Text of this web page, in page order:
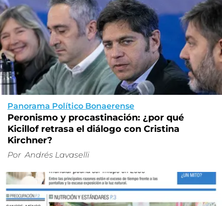
Panorama Político Bonaerense
Peronismo y procastinación: ¿por qué
Kicillof retrasa el diálogo con Cristina
Kirchner?
Por Andrés Lavaselli